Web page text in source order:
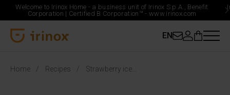
Welcome to Irinox Home - a business unit of Irinox S.p.A., Benefit
Corporation | Certified B Corporation™ - www.irinox.com
EN
Home Recipes